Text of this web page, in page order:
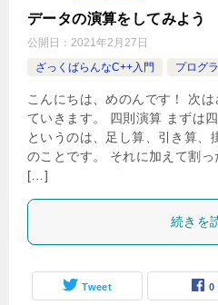
データの演算をしてみよう
公開日： 2021年2月27日
ざっくばらんなC++入門
プログ
こんにちは、めのんです！ 次
ていきます。 四則演算 まずは
というのは、足し算、引き算、
のことです。 それに加えて割
[…]
続きを
Tweet 0